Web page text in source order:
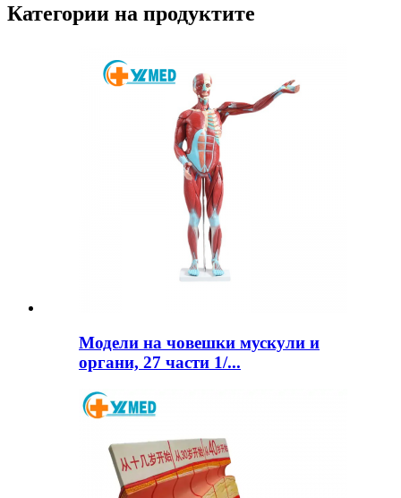
Категории на продуктите
Модели на човешки мускули и
органи, 27 части 1/...